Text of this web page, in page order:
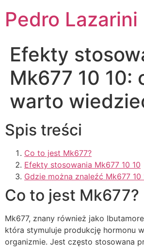
Pedro Lazarini
Efekty
Mk677 10 10:
warto
Spis treści
Co to jest Mk677?
Efekty stosowania Mk677 10 10
Gdzie można znaleźć Mk677 10
Co to jest Mk677?
Mk677, znany również jako
która stymuluje produkcję hormonu
organizmie. Jest często stosowana